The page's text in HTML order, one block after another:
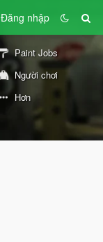
Đăng nhập
Paint Jobs
Người chơi
Hơn